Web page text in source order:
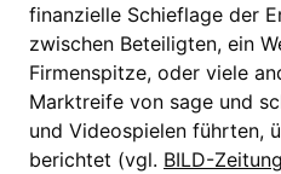
finanzielle Schieflage der
zwischen Beteiligten, ein
Firmenspitze, oder viele
Marktreife von sage und
und Videospielen führten,
berichtet (vgl. BILD-Zeitung